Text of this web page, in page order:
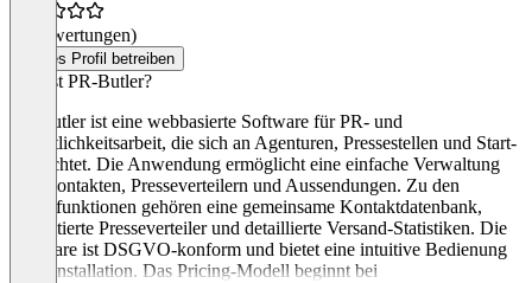
(0 Bewertungen)
Dieses Profil betreiben
Was ist PR-Butler?
PR-Butler ist eine webbasierte Software für PR- und
Öffentlichkeitsarbeit, die sich an Agenturen, Pressestellen und Start-
ups richtet. Die Anwendung ermöglicht eine einfache Verwaltung
von Kontakten, Presseverteilern und Aussendungen. Zu den
Hauptfunktionen gehören eine gemeinsame Kontaktdatenbank,
unlimitierte Presseverteiler und detaillierte Versand-Statistiken. Die
Software ist DSGVO-konform und bietet eine intuitive Bedienung
ohne Installation. Das Pricing-Modell beginnt bei